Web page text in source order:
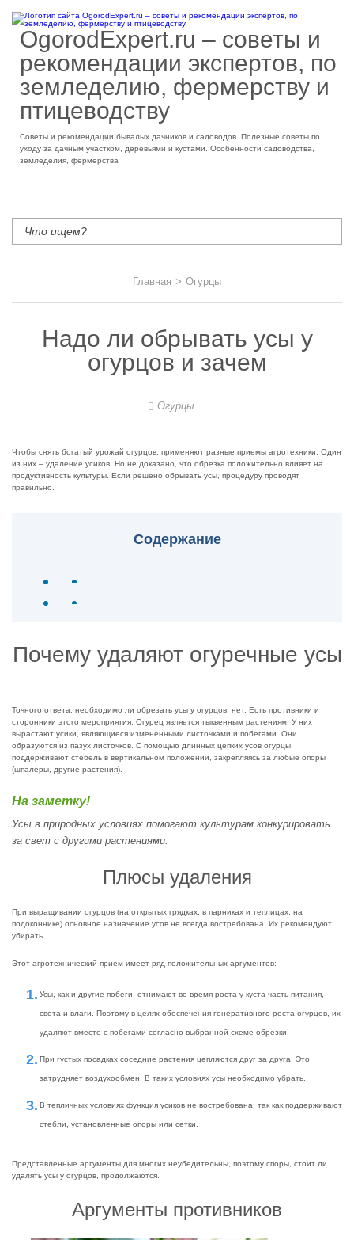
OgorodExpert.ru – cоветы и
рекомендации экспертов, по
земледелию, фермерству и
птицеводству
Советы и рекомендации бывалых дачников и садоводов. Полезные советы по
уходу за дачным участком, деревьями и кустами. Особенности садоводства,
земледелия, фермерства
Главная > Огурцы
Надо ли обрывать усы у
огурцов и зачем
Огурцы
Чтобы снять богатый урожай огурцов, применяют разные приемы агротехники. Один
из них – удаление усиков. Но не доказано, что обрезка положительно влияет на
продуктивность культуры. Если решено обрывать усы, процедуру проводят
правильно.
Содержание
Почему удаляют огуречные усы
Точного ответа, необходимо ли обрезать усы у огурцов, нет. Есть противники и
сторонники этого мероприятия. Огурец является тыквенным растениям. У них
вырастают усики, являющиеся измененными листочками и побегами. Они
образуются из пазух листочков. С помощью длинных цепких усов огурцы
поддерживают стебель в вертикальном положении, закрепляясь за любые опоры
(шпалеры, другие растения).
На заметку!
Усы в природных условиях помогают культурам конкурировать
за свет с другими растениями.
Плюсы удаления
При выращивании огурцов (на открытых грядках, в парниках и теплицах, на
подоконнике) основное назначение усов не всегда востребована. Их рекомендуют
убирать.
Этот агротехнический прием имеет ряд положительных аргументов:
Усы, как и другие побеги, отнимают во время роста у куста часть питания,
света и влаги. Поэтому в целях обеспечения генеративного роста огурцов, их
удаляют вместе с побегами согласно выбранной схеме обрезки.
При густых посадках соседние растения цепляются друг за друга. Это
затрудняет воздухообмен. В таких условиях усы необходимо убрать.
В тепличных условиях функция усиков не востребована, так как поддерживают
стебли, установленные опоры или сетки.
Представленные аргументы для многих неубедительны, поэтому споры, стоит ли
удалять усы у огурцов, продолжаются.
Аргументы противников